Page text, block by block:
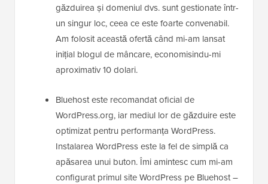
găzduirea și domeniul dvs. sunt gestionate într-
un singur loc, ceea ce este foarte convenabil.
Am folosit această ofertă când mi-am lansat
inițial blogul de mâncare, economisindu-mi
aproximativ 10 dolari.
Bluehost este recomandat oficial de
WordPress.org, iar mediul lor de găzduire este
optimizat pentru performanța WordPress.
Instalarea WordPress este la fel de simplă ca
apăsarea unui buton. Îmi amintesc cum mi-am
configurat primul site WordPress pe Bluehost –